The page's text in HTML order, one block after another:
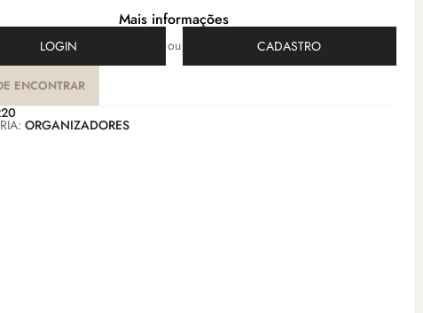
Mais informações
LOGIN ou CADASTRO
ENCONTRAR
ORGANIZADORES